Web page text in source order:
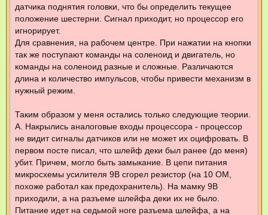
датчика поднятия головки, что бы определить текущее
положение шестерни. Сигнал приходит, но процессор его
игнорирует.
Для сравнения, на рабочем центре. При нажатии на кнопки
так же поступают команды на соленоид и двигатель, но
команды на соленоид разные и сложные. Различаются
длина и количество импульсов, чтобы привести механизм в
нужный режим.
Таким образом у меня остались только следующие теории.
А. Накрылись аналоговые входы процессора - процессор
не видит сигналы датчиков или не может их оцифровать. В
первом посте писал, что шлейф деки был ранее (до меня)
убит. Причем, могло быть замыкание. В цепи питания
микросхемы усилителя 9В сгорел резистор (на 10 ОМ,
похоже работал как предохранитель). На мамку 9В
приходили, а на разъеме шлейфа деки их не было.
Питание идет на седьмой ноге разъема шлейфа, а на